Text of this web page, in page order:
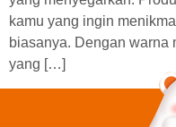
kamu yang ingin
biasanya. Dengan warna
yang […]